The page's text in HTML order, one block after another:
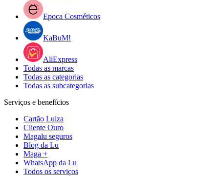
Epoca Cosméticos
KaBuM!
AliExpress
Todas as marcas
Todas as categorias
Todas as subcategorias
Serviços e benefícios
Cartão Luiza
Cliente Ouro
Magalu seguros
Blog da Lu
Maga +
WhatsApp da Lu
Todos os serviços